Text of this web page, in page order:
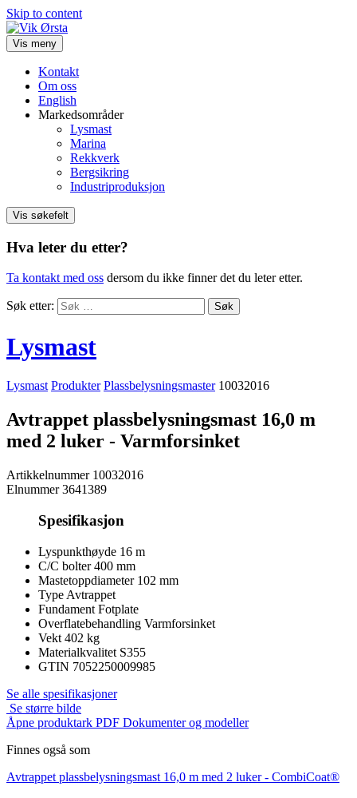
Skip to content
Vis meny
Kontakt
Om oss
English
Markedsområder
Lysmast
Marina
Rekkverk
Bergsikring
Industriproduksjon
Vis søkefelt
Hva leter du etter?
Ta kontakt med oss dersom du ikke finner det du leter etter.
Søk etter:
Lysmast
Lysmast Produkter Plassbelysningsmaster 10032016
Avtrappet plassbelysningsmast 16,0 m
med 2 luker - Varmforsinket
Artikkelnummer 10032016
Elnummer 3641389
Spesifikasjon
Lyspunkthøyde 16 m
C/C bolter 400 mm
Mastetoppdiameter 102 mm
Type Avtrappet
Fundament Fotplate
Overflatebehandling Varmforsinket
Vekt 402 kg
Materialkvalitet S355
GTIN 7052250009985
Se alle spesifikasjoner
Se større bilde
Åpne produktark PDF Dokumenter og modeller
Finnes også som
Avtrappet plassbelysningsmast 16,0 m med 2 luker - CombiCoat®